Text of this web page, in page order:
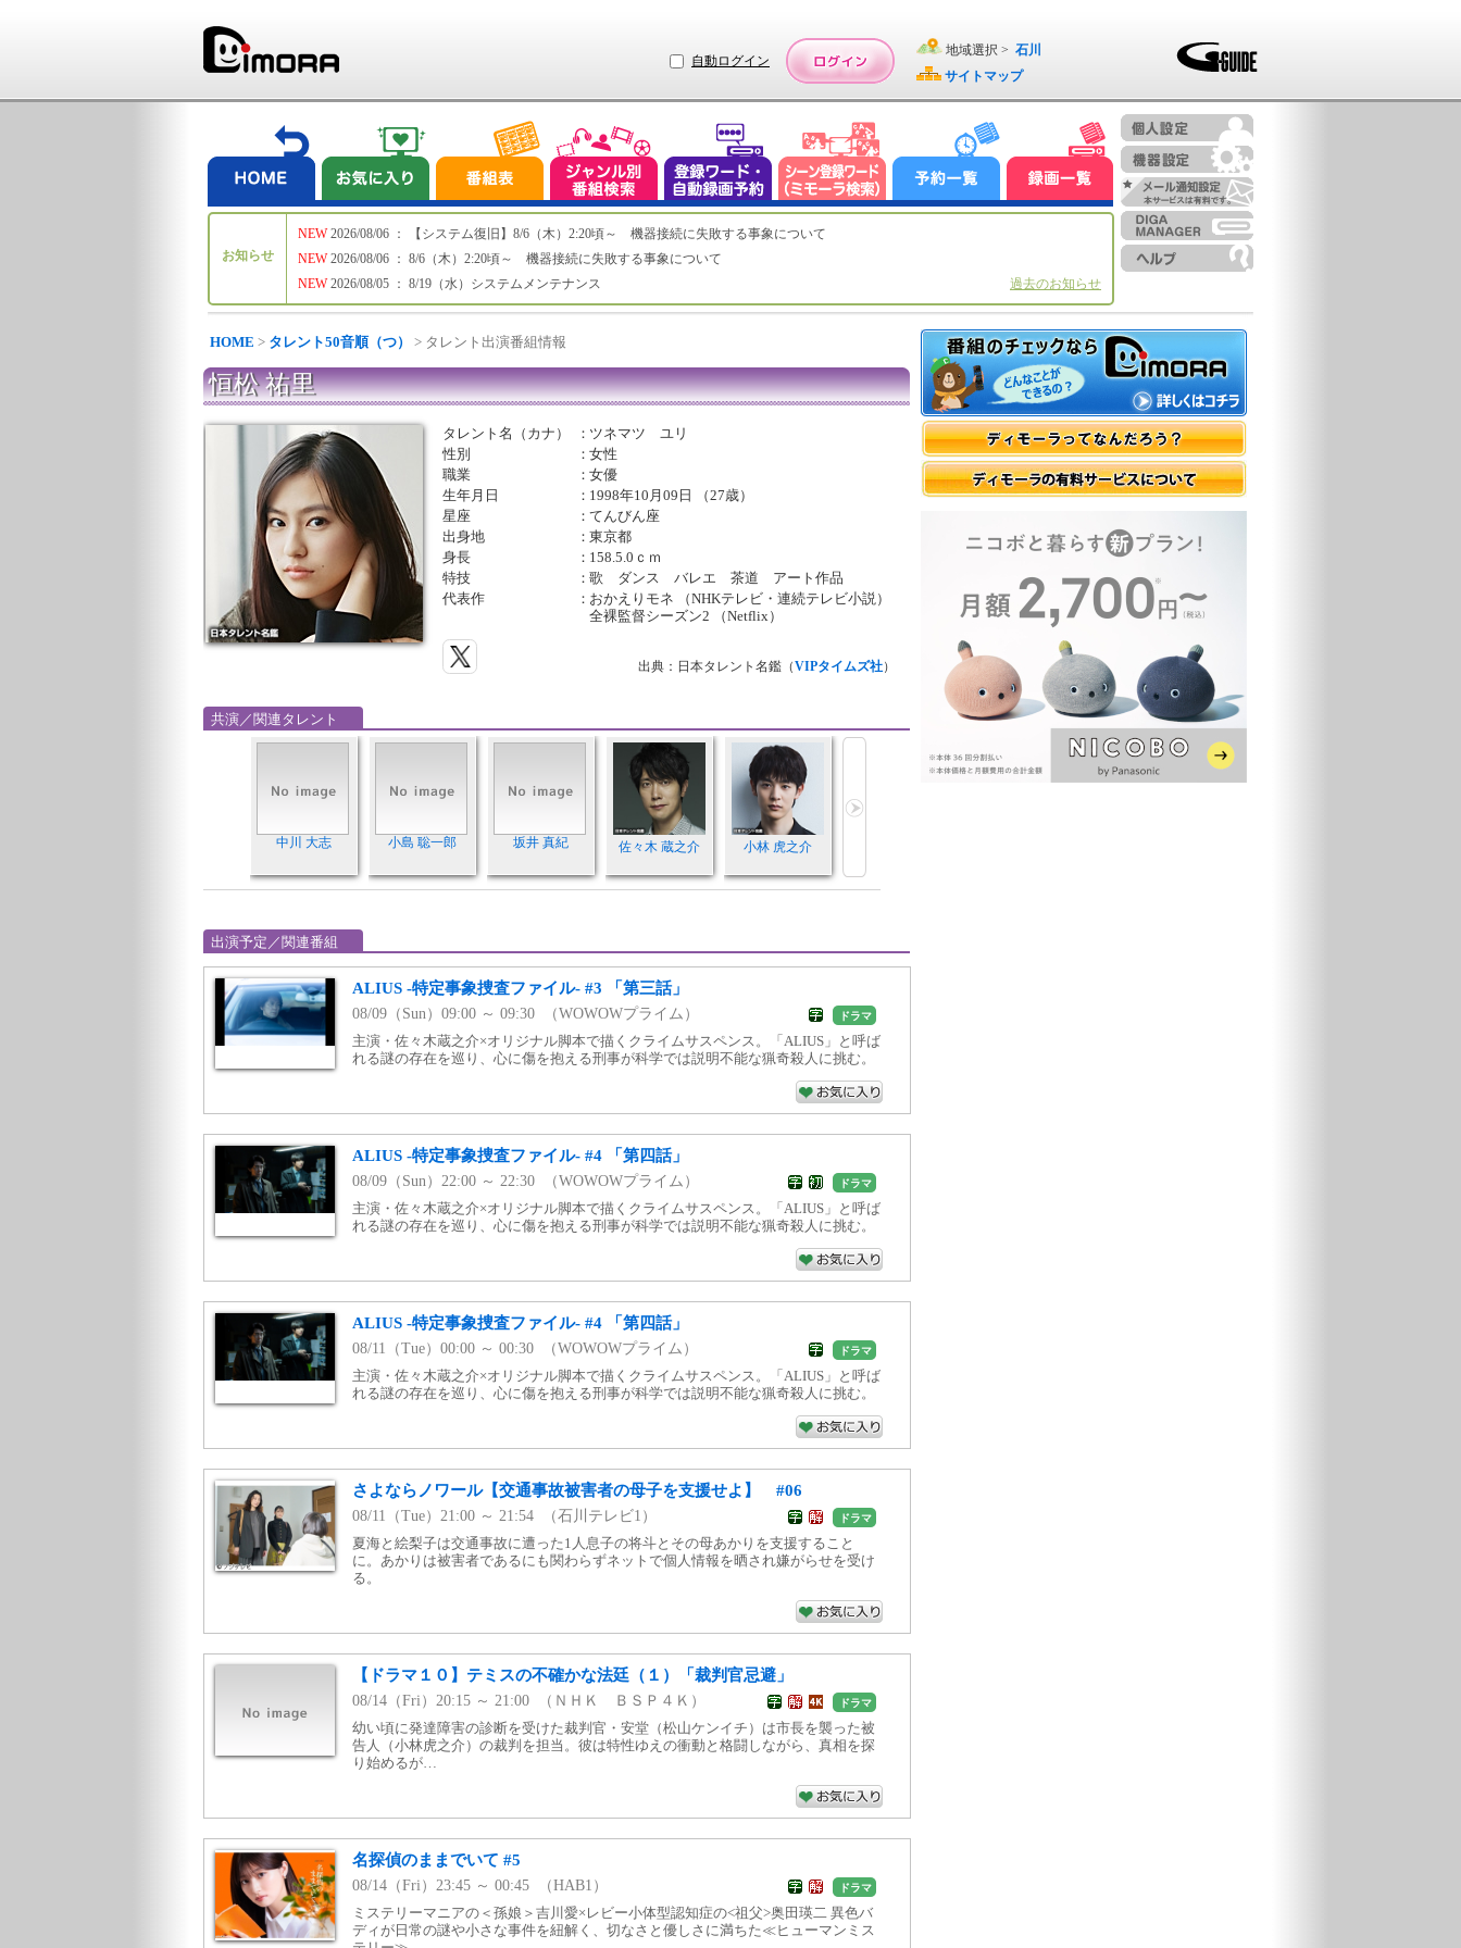
自動ログイン
地域選択 > 石川
サイトマップ
お知らせ
NEW
NEW
NEW
2026/08/06 ： 【システム復旧】8/6（木）2:20頃～ 機器接続に失敗する事象について
2026/08/06 ： 8/6（木）2:20頃～ 機器接続に失敗する事象について
2026/08/05 ： 8/19（水）システムメンテナンス
過去のお知らせ
HOME > タレント50音順（つ） > タレント出演番組情報
恒松 祐里
タレント名（カナ） ： ツネマツ ユリ
性別
：女性
職業
：女優
生年月日
： 1998年10月09日 （27歳）
星座
：てんびん座
出身地
：東京都
身長
： 158.5.0ｃｍ
特技
：歌 ダンス バレエ 茶道 アート作品
代表作
： おかえりモネ （NHKテレビ・連続テレビ小説）
全裸監督シーズン2 （Netflix）
出典：日本タレント名鑑（VIPタイムズ社）
共演／関連タレント
中川 大志 小島 聡一郎 坂井 真紀 佐々木 蔵之介 小林 虎之介
出演予定／関連番組
ALIUS -特定事象捜査ファイル- #3 「第三話」
08/09（Sun）09:00 ～ 09:30 （WOWOWプライム） ドラマ
主演・佐々木蔵之介×オリジナル脚本で描くクライムサスペンス。「ALIUS」と呼ば
れる謎の存在を巡り、心に傷を抱える刑事が科学では説明不能な猟奇殺人に挑む。
ALIUS -特定事象捜査ファイル- #4 「第四話」
08/09（Sun）22:00 ～ 22:30 （WOWOWプライム） ドラマ
主演・佐々木蔵之介×オリジナル脚本で描くクライムサスペンス。「ALIUS」と呼ば
れる謎の存在を巡り、心に傷を抱える刑事が科学では説明不能な猟奇殺人に挑む。
ALIUS -特定事象捜査ファイル- #4 「第四話」
08/11（Tue）00:00 ～ 00:30 （WOWOWプライム） ドラマ
主演・佐々木蔵之介×オリジナル脚本で描くクライムサスペンス。「ALIUS」と呼ば
れる謎の存在を巡り、心に傷を抱える刑事が科学では説明不能な猟奇殺人に挑む。
さよならノワール【交通事故被害者の母子を支援せよ】 #06
08/11（Tue）21:00 ～ 21:54 （石川テレビ1） ドラマ
夏海と絵梨子は交通事故に遭った1人息子の将斗とその母あかりを支援すること
に。あかりは被害者であるにも関わらずネットで個人情報を晒され嫌がらせを受け
る。
【ドラマ１０】テミスの不確かな法廷（１）「裁判官忌避」
08/14（Fri）20:15 ～ 21:00 （ＮＨＫ ＢＳＰ４Ｋ） ドラマ
幼い頃に発達障害の診断を受けた裁判官・安堂（松山ケンイチ）は市長を襲った被
告人（小林虎之介）の裁判を担当。彼は特性ゆえの衝動と格闘しながら、真相を探
り始めるが…
名探偵のままでいて #5
08/14（Fri）23:45 ～ 00:45 （HAB1） ドラマ
ミステリーマニアの＜孫娘＞吉川愛×レビー小体型認知症の<祖父>奥田瑛二 異色バ
ディが日常の謎や小さな事件を紐解く、切なさと優しさに満ちた≪ヒューマンミス